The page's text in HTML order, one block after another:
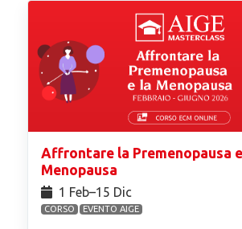
Affrontare la Premenopausa
Menopausa
1 Feb⁠–15 Dic
CORSO EVENTO AIGE